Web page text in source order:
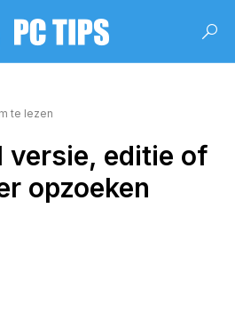
te lezen
versie, editie of
opzoeken